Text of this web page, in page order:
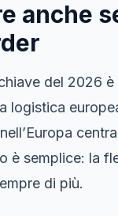
anche
del 2026 è
logistica
è semplice: la
di più.